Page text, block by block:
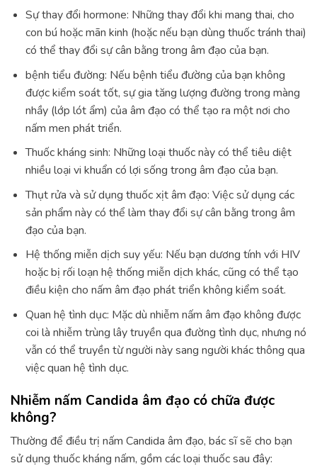
Sự thay đổi hormone: Những thay đổi khi mang thai, cho
con bú hoặc mãn kinh (hoặc nếu bạn dùng thuốc tránh thai)
có thể thay đổi sự cân bằng trong âm đạo của bạn.
bệnh tiểu đường: Nếu bệnh tiểu đường của bạn không
được kiểm soát tốt, sự gia tăng lượng đường trong màng
nhầy (lớp lót ẩm) của âm đạo có thể tạo ra một nơi cho
nấm men phát triển.
Thuốc kháng sinh: Những loại thuốc này có thể tiêu diệt
nhiều loại vi khuẩn có lợi sống trong âm đạo của bạn.
Thụt rửa và sử dụng thuốc xịt âm đạo: Việc sử dụng các
sản phẩm này có thể làm thay đổi sự cân bằng trong âm
đạo của bạn.
Hệ thống miễn dịch suy yếu: Nếu bạn dương tính với HIV
hoặc bị rối loạn hệ thống miễn dịch khác, cũng có thể tạo
điều kiện cho nấm âm đạo phát triển không kiểm soát.
Quan hệ tình dục: Mặc dù nhiễm nấm âm đạo không được
coi là nhiễm trùng lây truyền qua đường tình dục, nhưng nó
vẫn có thể truyền từ người này sang người khác thông qua
việc quan hệ tình dục.
Nhiễm nấm Candida âm đạo có chữa được
không?
Thường để điều trị nấm Candida âm đạo, bác sĩ sẽ cho bạn
sử dụng thuốc kháng nấm, gồm các loại thuốc sau đây: